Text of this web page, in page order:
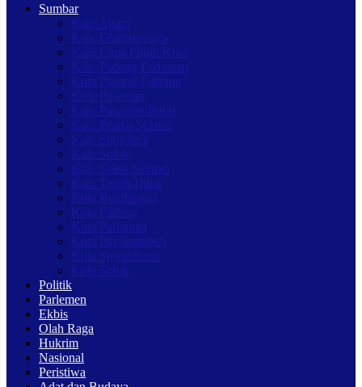
Sumbar
Kab. Agam
Kab. Dharmasraya
Kab. Lima Puluh Kota
Kab. Padang Pariaman
Kota Padang Panjang
Kab. Pasaman
Kab. Pasaman Barat
Kab. Pesisir Selatan
Kab. Sijunjung
Kab. Solok
Kab. Solok Selatan
Kab. Tanah Datar
Kota Bukittinggi
Kota Padang
Kota Pariaman
Kota Payakumbuh
Kota Sawahlunto
Kota Solok
Politik
Parlemen
Ekbis
Olah Raga
Hukrim
Nasional
Peristiwa